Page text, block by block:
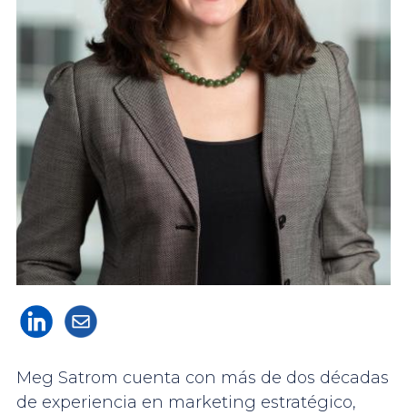
Meg Satrom cuenta con más de dos décadas
de experiencia en marketing estratégico,